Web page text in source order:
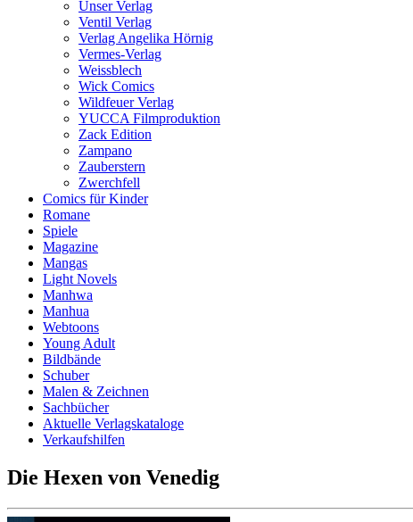
Unser Verlag
Ventil Verlag
Verlag Angelika Hörnig
Vermes-Verlag
Weissblech
Wick Comics
Wildfeuer Verlag
YUCCA Filmproduktion
Zack Edition
Zampano
Zauberstern
Zwerchfell
Comics für Kinder
Romane
Spiele
Magazine
Mangas
Light Novels
Manhwa
Manhua
Webtoons
Young Adult
Bildbände
Schuber
Malen & Zeichnen
Sachbücher
Aktuelle Verlagskataloge
Verkaufshilfen
Die Hexen von Venedig